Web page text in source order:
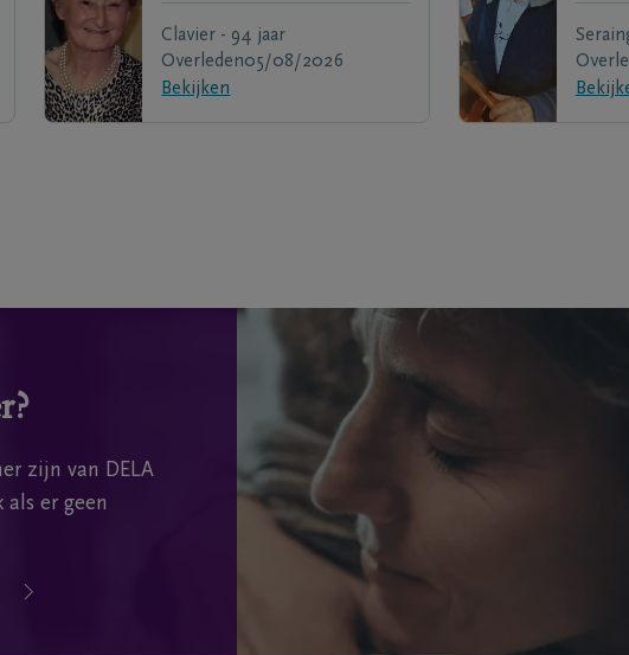
Clavier - 94 jaar
Overleden05/08/2026
Bekijken
zijn van DELA
er geen